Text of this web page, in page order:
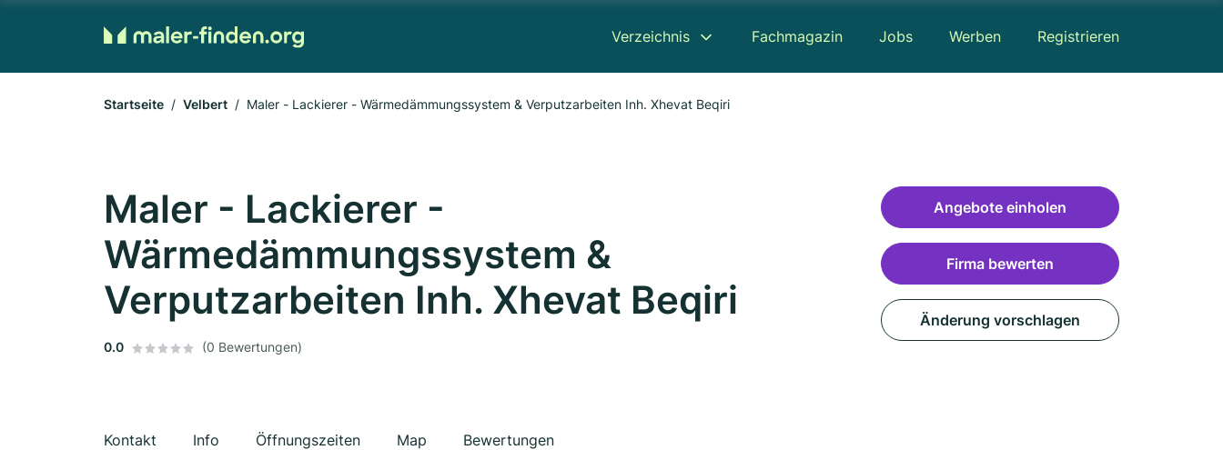
Verzeichnis Fachmagazin Jobs Werben Registrieren
Startseite Velbert Maler - Lackierer - Wärmedämmungssystem & Verputzarbeiten Inh. Xhevat Beqiri
Maler - Lackierer -
Wärmedämmungssystem &
Verputzarbeiten Inh. Xhevat Beqiri
0.0 (0 Bewertungen)
Kontakt Info Öffnungszeiten Map Bewertungen
Angebote einholen
Firma bewerten
Änderung vorschlagen